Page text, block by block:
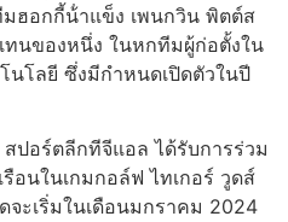
ฮอกกี้น้ําแข็ง เพนกวิน พิตต์ส
ทนของหนึ่ง ในหกทีมผู้ก่อตั้งใน
นโลยี ซึ่งมีกําหนดเปิดตัวในปี
ปอร์ตลีกทีจีแอล ได้รับการร่วม
อนในเกมกอล์ฟ ไทเกอร์ วูดส์
จะเริ่มในเดือนมกราคม 2024